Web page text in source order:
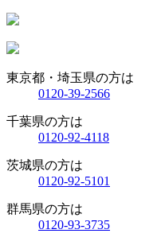
東京都・埼玉県の方は
0120-39-2566
千葉県の方は
0120-92-4118
茨城県の方は
0120-92-5101
群馬県の方は
0120-93-3735